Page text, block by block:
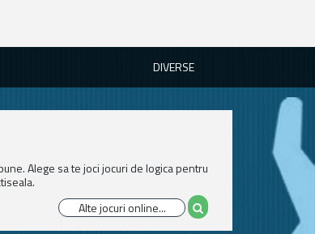
DIVERSE
Alege sa te joci jocuri de logica pentru